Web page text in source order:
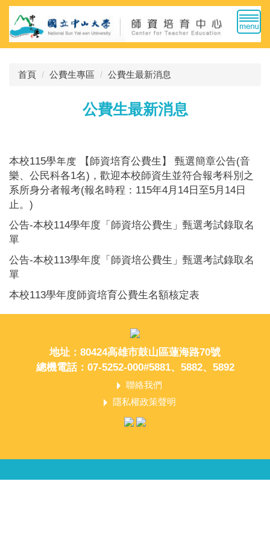
跳
到
主
要
首頁 公費生專區 公費生最新消息
公費生最新消息
本校115學年度 【師資培育公費生】 甄選簡章公告(音
樂、公民科各1名)，歡迎本校師資生並符合報考科別之
系所身分者報考(報名時程：115年4月14日至5月14日
止。)
公告-本校114學年度「師資培公費生」甄選考試錄取名
單
公告-本校113學年度「師資培公費生」甄選考試錄取名
單
本校113學年度師資培育公費生名額核定表
地址：80424高雄市鼓山區蓮海路70號
總機電話：07-5252-000#5881、5882、5892
聯絡我們
隱私權政策聲明